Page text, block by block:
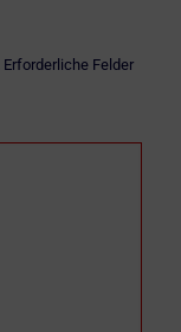
Erforderliche Felder